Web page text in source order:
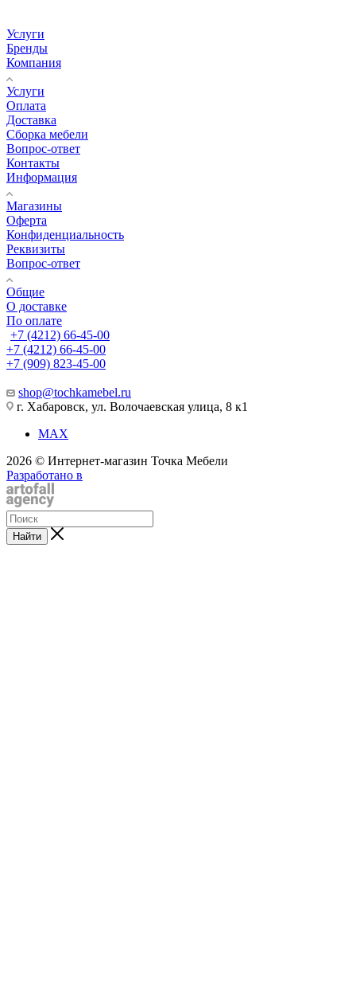
Услуги
Бренды
Компания
Услуги
Оплата
Доставка
Сборка мебели
Вопрос-ответ
Контакты
Информация
Магазины
Оферта
Конфиденциальность
Реквизиты
Вопрос-ответ
Общие
О доставке
По оплате
+7 (4212) 66-45-00
+7 (4212) 66-45-00
+7 (909) 823-45-00
shop@tochkamebel.ru
г. Хабаровск, ул. Волочаевская улица, 8 к1
MAX
2026 © Интернет-магазин Точка Мебели
Разработано в
Найти